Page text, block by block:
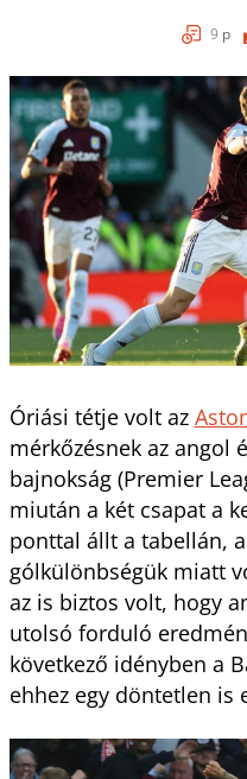
9 p
Óriási tétje volt az
mérkőzésnek az angol
bajnokság (Premier
miután a két csapat a
ponttal állt a tabellán,
gólkülönbségük miatt
az is biztos volt, hogy
utolsó forduló
következő idényben a
ehhez egy döntetlen is